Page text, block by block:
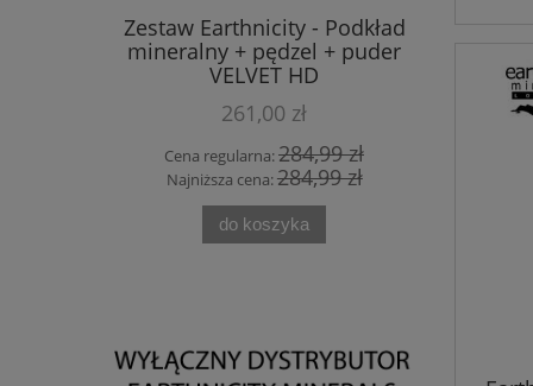
Zestaw Earthnicity - Podkład
mineralny + pędzel + puder
VELVET HD
261,00 zł
Cena regularna:284,99 zł
Najniższa cena:284,99 zł
do koszyka